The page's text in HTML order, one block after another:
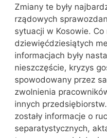
Zmiany te były
rządowych
sytuacji w Kosowie.
dziewięćdziesiątych
informacjach były
nieszczęście, kryzys
spowodowany przez
zwolnienia
innych
zostały informacje o
separatystycznych,